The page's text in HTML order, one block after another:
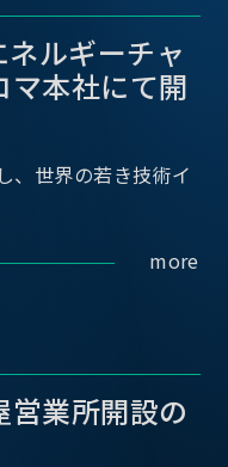
ルギーチャ
マ本社にて開
、世界の若き技術イ
more
営業所開設の